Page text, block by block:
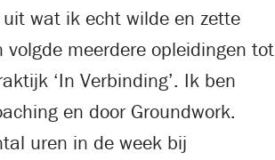
wat ik echt wilde en zette
meerdere opleidingen tot
‘In Verbinding’. Ik ben
en door Groundwork.
uren in de week bij